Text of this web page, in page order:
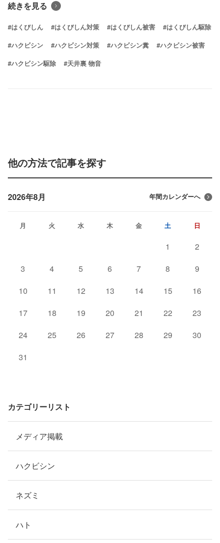
続きを見る
#はくびしん #はくびしん対策 #はくびしん被害 #はくびしん駆除
#ハクビシン #ハクビシン対策 #ハクビシン糞 #ハクビシン被害
#ハクビシン駆除 #天井裏 物音
他の方法で記事を探す
2026年8月 年間カレンダーへ
月 火 水 木 金 土 日
1
2
3
4 5 6 7 8
9
10
11 12 13 14 15
16
17
18 19 20 21 22
23
24
25 26 27 28 29
30
31
カテゴリーリスト
メディア掲載
ハクビシン
ネズミ
ハト